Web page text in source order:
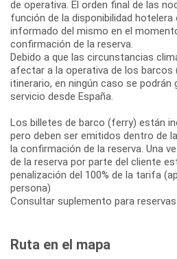
de operativa. El orden final de las
función de la disponibilidad hotelera
informado del mismo en el
confirmación de la reserva.
Debido a que las circunstancias
afectar a la operativa de los barcos
itinerario, en ningún caso se
servicio desde España.
Los billetes de barco (ferry) están
pero deben ser emitidos dentro de
la confirmación de la reserva. Una
de la reserva por parte del cliente
penalización del 100% de la tarifa
persona)
Consultar suplemento para
Ruta en el mapa